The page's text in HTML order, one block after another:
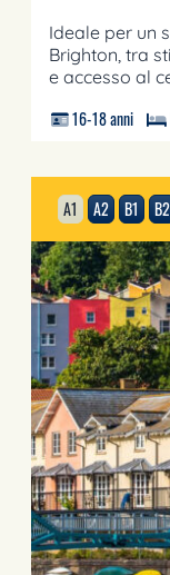
16-18 anni
Ideale per un
Brighton, tra
e accesso al
A1 A2 B1 B2